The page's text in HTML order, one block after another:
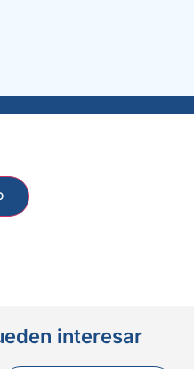
GOMA C/ALARGUE
interesar